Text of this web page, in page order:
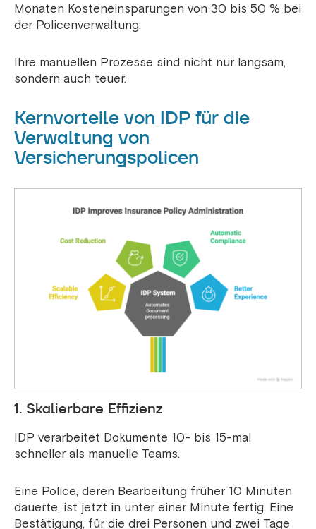
Monaten Kosteneinsparungen von 30 bis 50 % bei
der Policenverwaltung.
Ihre manuellen Prozesse sind nicht nur langsam,
sondern auch teuer.
Kernvorteile von IDP für die
Verwaltung von
Versicherungspolicen
1. Skalierbare Effizienz
IDP verarbeitet Dokumente 10- bis 15-mal
schneller als manuelle Teams.
Eine Police, deren Bearbeitung früher 10 Minuten
dauerte, ist jetzt in unter einer Minute fertig. Eine
Bestätigung, für die drei Personen und zwei Tage